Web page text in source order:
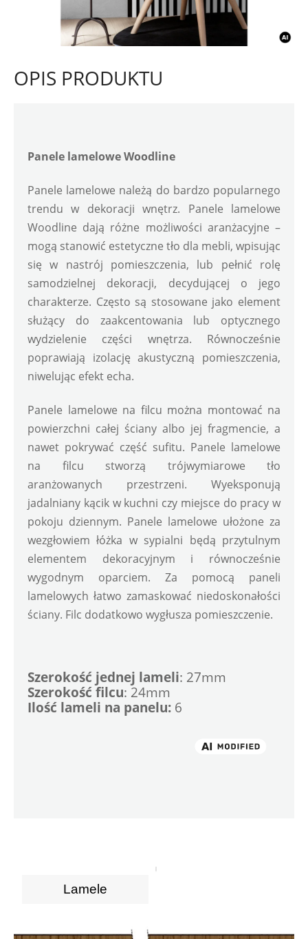
OPIS PRODUKTU
Panele lamelowe Woodline
Panele lamelowe należą do bardzo popularnego
trendu w dekoracji wnętrz. Panele lamelowe
Woodline dają różne możliwości aranżacyjne –
mogą stanowić estetyczne tło dla mebli, wpisując
się w nastrój pomieszczenia, lub pełnić rolę
samodzielnej dekoracji, decydującej o jego
charakterze. Często są stosowane jako element
służący do zaakcentowania lub optycznego
wydzielenie części wnętrza. Równocześnie
poprawiają izolację akustyczną pomieszczenia,
niwelując efekt echa.
Panele lamelowe na filcu można montować na
powierzchni całej ściany albo jej fragmencie, a
nawet pokrywać część sufitu. Panele lamelowe
na filcu stworzą trójwymiarowe tło
aranżowanych przestrzeni. Wyeksponują
jadalniany kącik w kuchni czy miejsce do pracy w
pokoju dziennym. Panele lamelowe ułożone za
wezgłowiem łóżka w sypialni będą przytulnym
elementem dekoracyjnym i równocześnie
wygodnym oparciem. Za pomocą paneli
lamelowych łatwo zamaskować niedoskonałości
ściany. Filc dodatkowo wygłusza pomieszczenie.
Szerokość jednej lameli: 27mm
Szerokość filcu: 24mm
Ilość lameli na panelu: 6
Lamele